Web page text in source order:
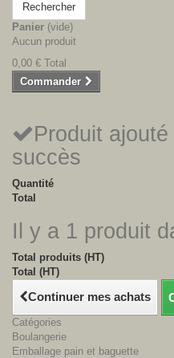
Rechercher
Panier (vide)
Aucun produit
0,00 € Total
Commander
Produit
succès
Quantité
Total
Il y a 1 produit
Total produits (HT)
Total (HT)
Continuer mes achats
Catégories
Boulangerie
Emballage pain et baguette